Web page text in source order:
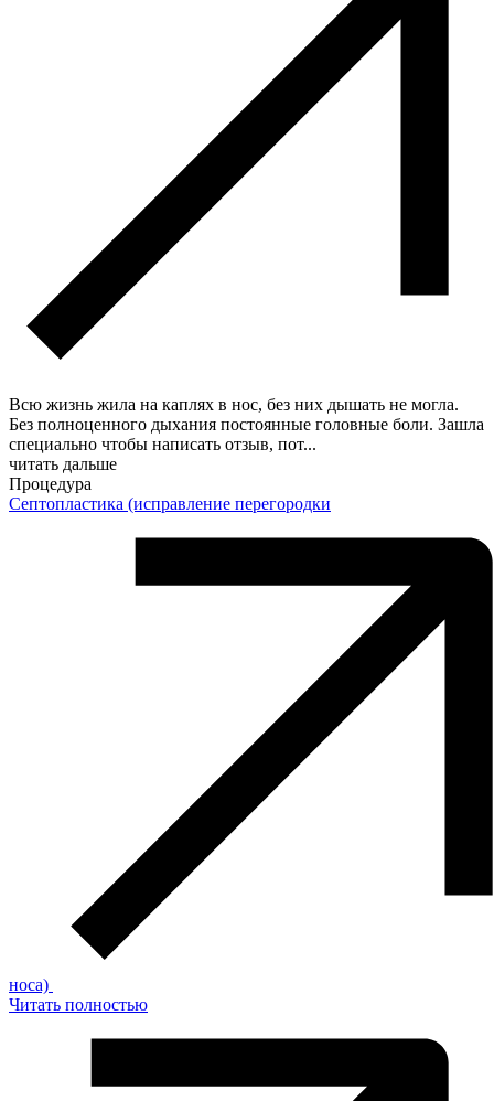
Всю жизнь жила на каплях в нос, без них дышать не могла.
Без полноценного дыхания постоянные головные боли. Зашла
специально чтобы написать отзыв, пот...
читать дальше
Процедура
Септопластика (исправление перегородки
носа)
Читать полностью